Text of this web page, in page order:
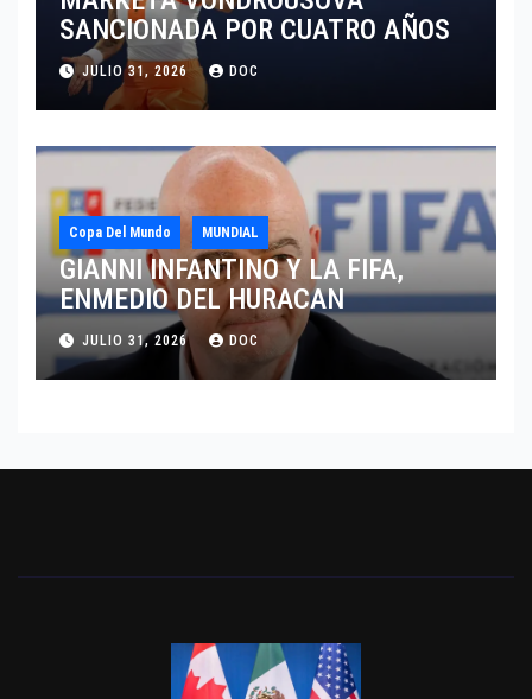
SANCIONADA POR CUATRO AÑOS
JULIO 31, 2026 DOC
Copa Del Mundo MUNDIAL
GIANNI INFANTINO Y LA FIFA,
ENMEDIO DEL HURACAN
JULIO 31, 2026 DOC